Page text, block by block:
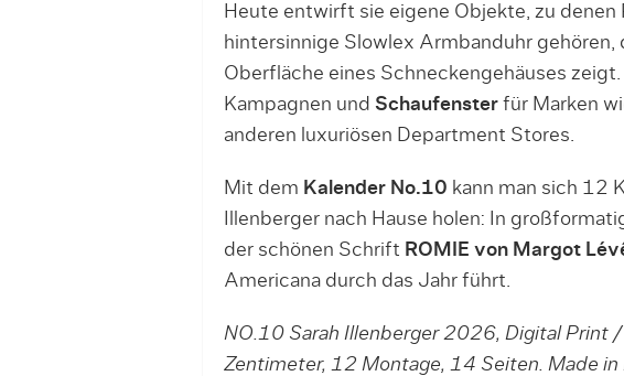
Heute entwirft sie eigene Objekte, zu denen
hintersinnige Slowlex Armbanduhr
Oberfläche eines Schneckengehäuses
Kampagnen und Schaufensterfür Marken
anderen luxuriösen Department Stores.
Mit dem Kalender No.10 kann man sich 12
Illenberger nach Hause holen: In
der schönen Schrift ROMIE von Margot
Americana durch das Jahr führt.
NO.10 Sarah Illenberger 2026, Digital Print
Zentimeter, 12 Montage, 14 Seiten. Made in